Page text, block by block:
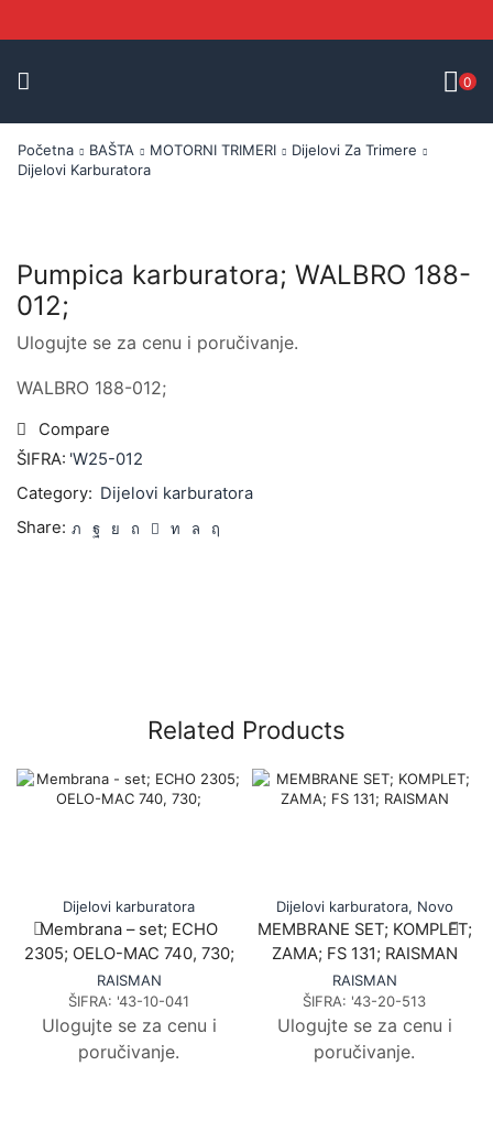
0
Početna BAŠTA MOTORNI TRIMERI
Dijelovi Za Trimere
Dijelovi Karburatora
Pumpica karburatora; WALBRO 188-
012;
Ulogujte se za cenu i poručivanje.
WALBRO 188-012;
Compare
ŠIFRA: 'W25-012
Category: Dijelovi karburatora
Share:
Related Products
Dijelovi karburatora
Membrana – set; ECHO
2305; OELO-MAC 740, 730;
RAISMAN
ŠIFRA: '43-10-041
Ulogujte se za cenu i
poručivanje.
Dijelovi karburatora, Novo
MEMBRANE SET; KOMPLET;
ZAMA; FS 131; RAISMAN
RAISMAN
ŠIFRA: '43-20-513
Ulogujte se za cenu i
poručivanje.